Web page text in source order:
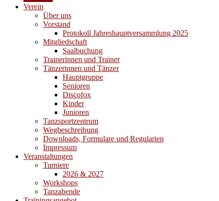
Verein
Über uns
Vorstand
Protokoll Jahreshauptversammlung 2025
Mitgliedschaft
Saalbuchung
Trainerinnen und Trainer
Tänzerinnen und Tänzer
Hauptgruppe
Senioren
Discofox
Kinder
Junioren
Tanzsportzentrum
Wegbeschreibung
Downloads, Formulare und Regularien
Impressum
Veranstaltungen
Turniere
2026 & 2027
Workshops
Tanzabende